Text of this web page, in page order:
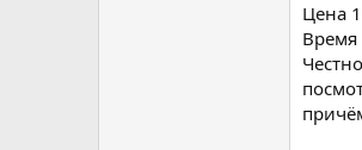
Цена
Время